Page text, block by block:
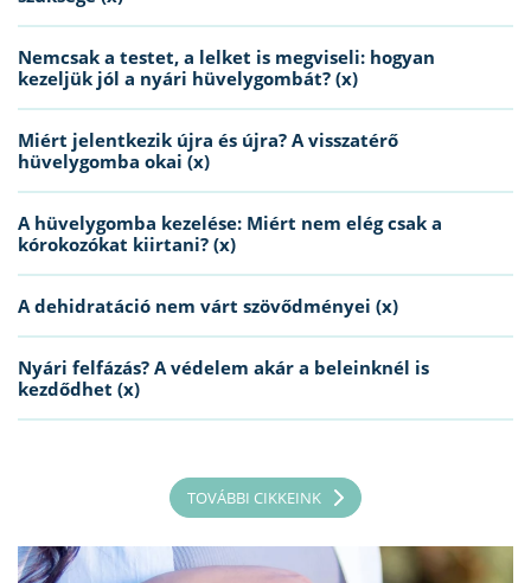
Nemcsak a testet, a lelket is megviseli: hogyan
kezeljük jól a nyári hüvelygombát? (x)
Miért jelentkezik újra és újra? A visszatérő
hüvelygomba okai (x)
A hüvelygomba kezelése: Miért nem elég csak a
kórokozókat kiirtani? (x)
A dehidratáció nem várt szövődményei (x)
Nyári felfázás? A védelem akár a beleinknél is
kezdődhet (x)
TOVÁBBI CIKKEINK